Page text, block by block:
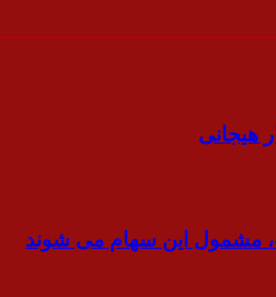
مشمول این سهام می شوند